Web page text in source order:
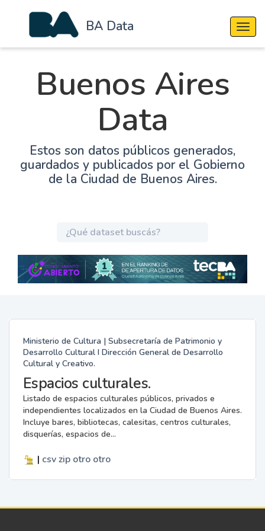
BA Data
Buenos Aires
Data
Estos son datos públicos generados,
guardados y publicados por el Gobierno
de la Ciudad de Buenos Aires.
Ministerio de Cultura | Subsecretaría de Patrimonio y
Desarrollo Cultural I Dirección General de Desarrollo
Cultural y Creativo.
Espacios culturales.
Listado de espacios culturales públicos, privados e
independientes localizados en la Ciudad de Buenos Aires.
Incluye bares, bibliotecas, calesitas, centros culturales,
disquerías, espacios de...
| csv zip otro otro